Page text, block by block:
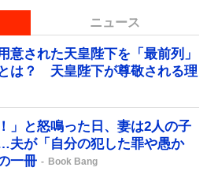
ニュース
意された天皇陛下を「最前列」
は？ 天皇陛下が尊敬される理
」と怒鳴った日、妻は2人の子
夫が「自分の犯した罪や愚か
一冊
Book Bang